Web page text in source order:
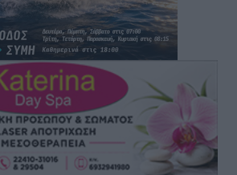
να ενισχύεται, νέο απόκτημα ο
μετά ευχαριστιών στο γήπεδο,